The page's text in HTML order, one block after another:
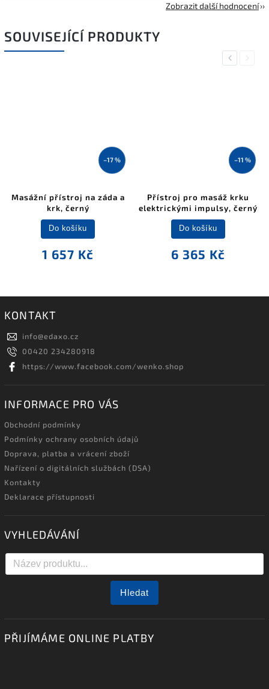
Zobrazit další hodnocení
SOUVISEJÍCÍ PRODUKTY
Previous
–17 %
Masážní přístroj na záda a
krk, černý
1 657 Kč
Do košíku
–11 %
Přístroj pro masáž krku
elektrickými impulsy, černý
6 365 Kč
Do košíku
Next
KONTAKT
info@edaxo.cz
00420 234280918
https://www.facebook.com/wenko.shop
INFORMACE PRO VÁS
Obchodní podmínky
Podmínky ochrany osobních údajů
Doprava, platba a vrácení zboží
Nařízení o digitálních službách (DSA)
Kontakty
Deklarace přístupnosti
VYHLEDÁVÁNÍ
Hledat
PŘIJÍMÁME ONLINE PLATBY